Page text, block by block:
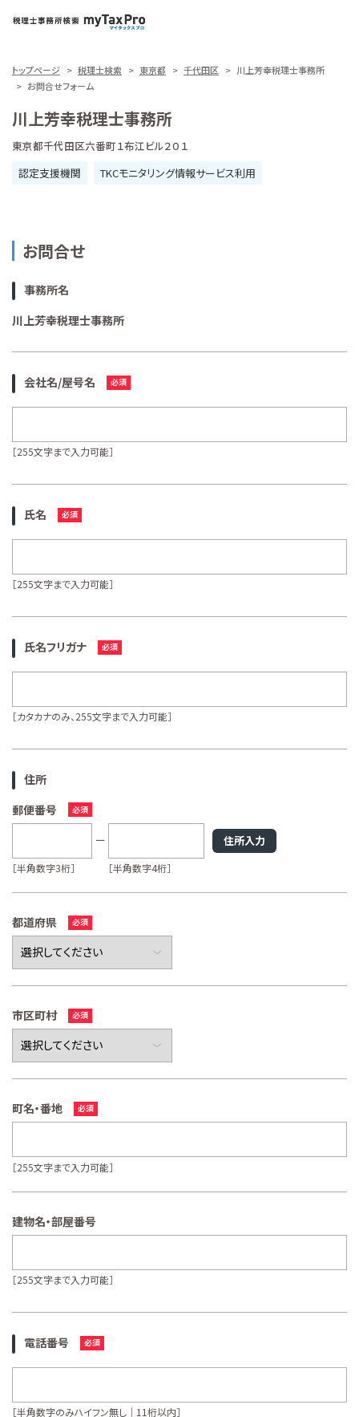
トップページ 税理士検索 東京都 千代田区
川上芳幸税理士事務所
お問合せフォーム
川上芳幸税理士事務所
東京都千代田区六番町１布江ビル２０１
認定支援機関
TKCモニタリング情報サービス利用
お問合せ
事務所名
川上芳幸税理士事務所
会社名/屋号名
［255文字まで入力可能］
氏名
［255文字まで入力可能］
氏名フリガナ
［カタカナのみ、255文字まで入力可能］
住所
郵便番号
［半角数字3桁］ ［半角数字4桁］
住所入力
都道府県
市区町村
町名・番地
［255文字まで入力可能］
建物名・部屋番号
［255文字まで入力可能］
電話番号
［半角数字のみハイフン無し｜11桁以内］